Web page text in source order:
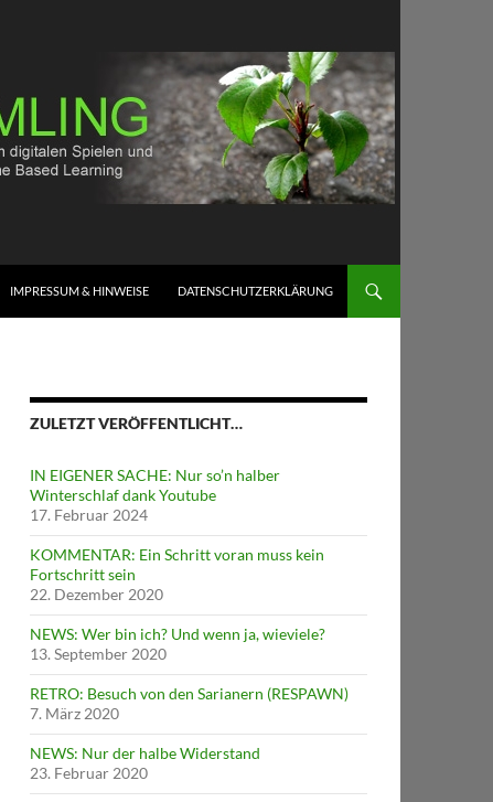
IMPRESSUM & HINWEISE DATENSCHUTZERKLÄRUNG
ZULETZT VERÖFFENTLICHT…
IN EIGENER SACHE: Nur so’n halber
Winterschlaf dank Youtube
17. Februar 2024
KOMMENTAR: Ein Schritt voran muss kein
Fortschritt sein
22. Dezember 2020
NEWS: Wer bin ich? Und wenn ja, wieviele?
13. September 2020
RETRO: Besuch von den Sarianern (RESPAWN)
7. März 2020
NEWS: Nur der halbe Widerstand
23. Februar 2020